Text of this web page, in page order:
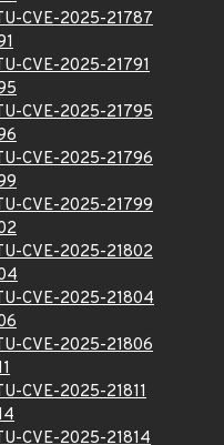
CVE-2025-21787
CVE-2025-21791
CVE-2025-21795
CVE-2025-21796
CVE-2025-21799
CVE-2025-21802
CVE-2025-21804
CVE-2025-21806
CVE-2025-21811
CVE-2025-21814